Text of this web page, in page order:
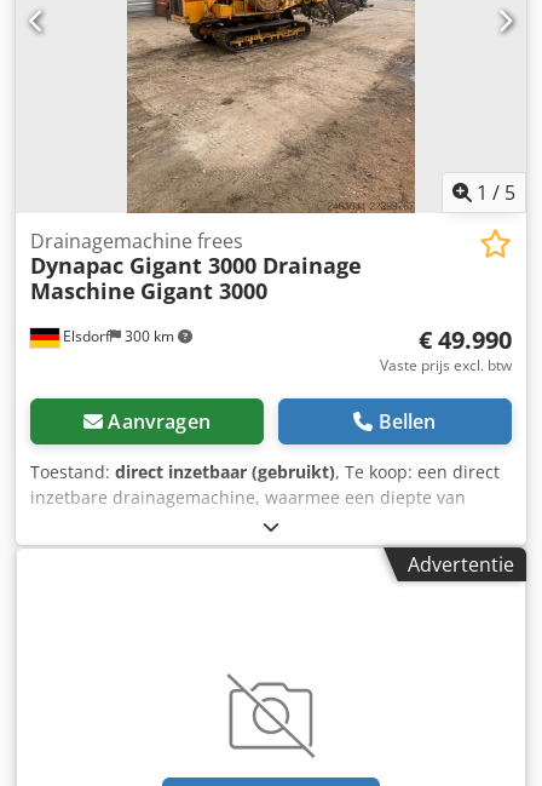
1 / 5
Elsdorf 300 km
Drainagemachine frees
Dynapac Gigant 3000 Drainage
Maschine Gigant 3000
€ 49.990
Vaste prijs excl. btw
Aanvragen Bellen
Toestand: direct inzetbaar (gebruikt), Te koop: een direct
inzetbare drainagemachine, waarmee een diepte van
ongeveer 2 meter bereikt kan worden. Het onderstel heeft
nog een resterende levensduur van minimaal 80%.
Voorbereiding voor laserbesturing van Moba aanwezig,
Advertentie